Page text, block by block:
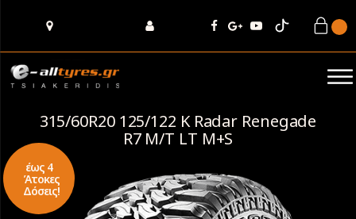
315/60R20 125/122 K Radar Renegade
R7 M/T LT M+S
έως 4
Άτοκες
Δόσεις!